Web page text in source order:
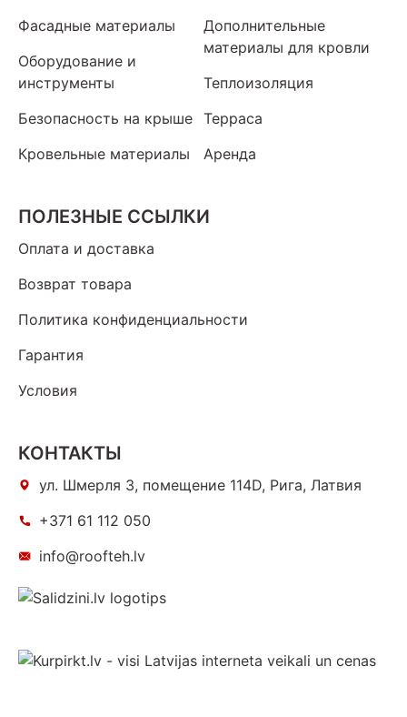
Фасадные материалы
Оборудование и
инструменты
Безопасность на крыше
Кровельные материалы
Дополнительные
материалы для кровли
Теплоизоляция
Терраса
Аренда
ПОЛЕЗНЫЕ ССЫЛКИ
Оплата и доставка
Возврат товара
Политика конфиденциальности
Гарантия
Условия
КОНТАКТЫ
ул. Шмерля 3, помещение 114D, Рига, Латвия
+371 61 112 050
info@roofteh.lv